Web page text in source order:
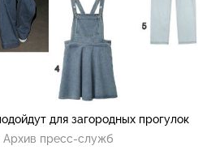
для загородных прогулок
Архив пресс-служб